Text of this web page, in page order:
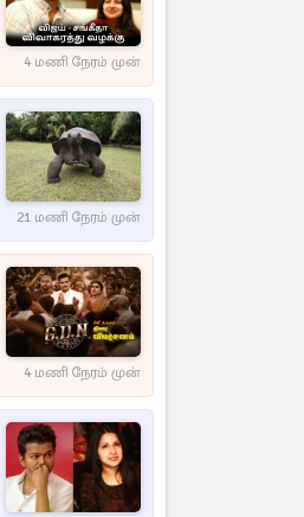
4 மணி நேரம் முன்
21 மணி நேரம் முன்
4 மணி நேரம் முன்